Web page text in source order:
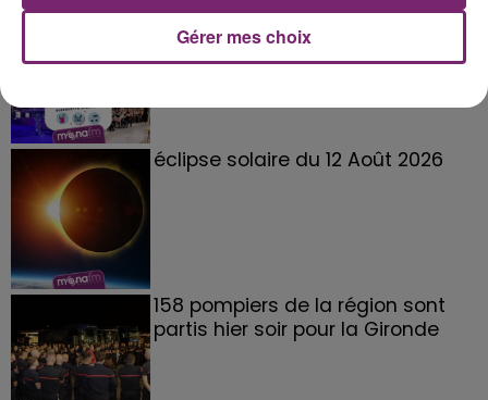
La Bulle - Guinguette éphémère
de Frelinghien !
éclipse solaire du 12 Août 2026
158 pompiers de la région sont
partis hier soir pour la Gironde
Gérer mes choix